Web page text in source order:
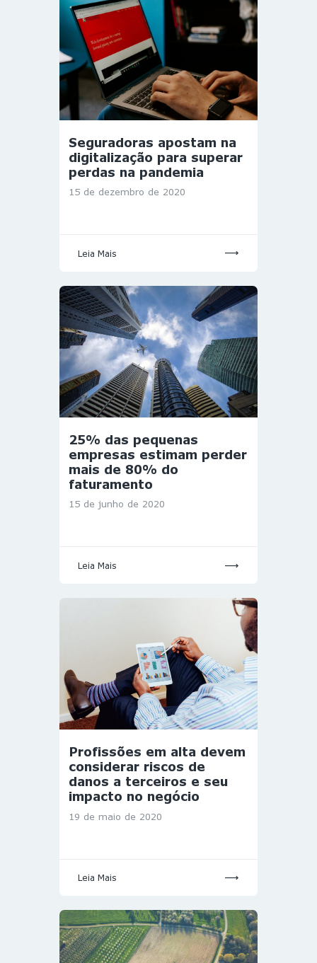
Seguradoras apostam na
digitalização para superar
perdas na pandemia
15 de dezembro de 2020
Leia Mais
25% das pequenas
empresas estimam perder
mais de 80% do
faturamento
15 de junho de 2020
Leia Mais
Profissões em alta devem
considerar riscos de
danos a terceiros e seu
impacto no negócio
19 de maio de 2020
Leia Mais